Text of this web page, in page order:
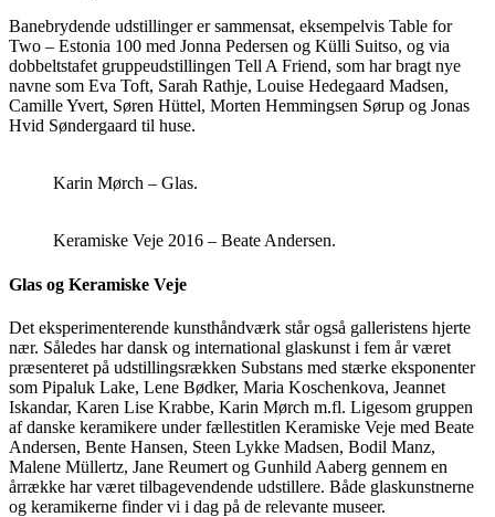
Banebrydende udstillinger er sammensat, eksempelvis Table for
Two – Estonia 100 med Jonna Pedersen og Külli Suitso, og via
dobbeltstafet gruppeudstillingen Tell A Friend, som har bragt nye
navne som Eva Toft, Sarah Rathje, Louise Hedegaard Madsen,
Camille Yvert, Søren Hüttel, Morten Hemmingsen Sørup og Jonas
Hvid Søndergaard til huse.
Karin Mørch – Glas.
Keramiske Veje 2016 – Beate Andersen.
Glas og Keramiske Veje
Det eksperimenterende kunsthåndværk står også galleristens hjerte
nær. Således har dansk og international glaskunst i fem år været
præsenteret på udstillingsrækken Substans med stærke eksponenter
som Pipaluk Lake, Lene Bødker, Maria Koschenkova, Jeannet
Iskandar, Karen Lise Krabbe, Karin Mørch m.fl. Ligesom gruppen
af danske keramikere under fællestitlen Keramiske Veje med Beate
Andersen, Bente Hansen, Steen Lykke Madsen, Bodil Manz,
Malene Müllertz, Jane Reumert og Gunhild Aaberg gennem en
årrække har været tilbagevendende udstillere. Både glaskunstnerne
og keramikerne finder vi i dag på de relevante museer.